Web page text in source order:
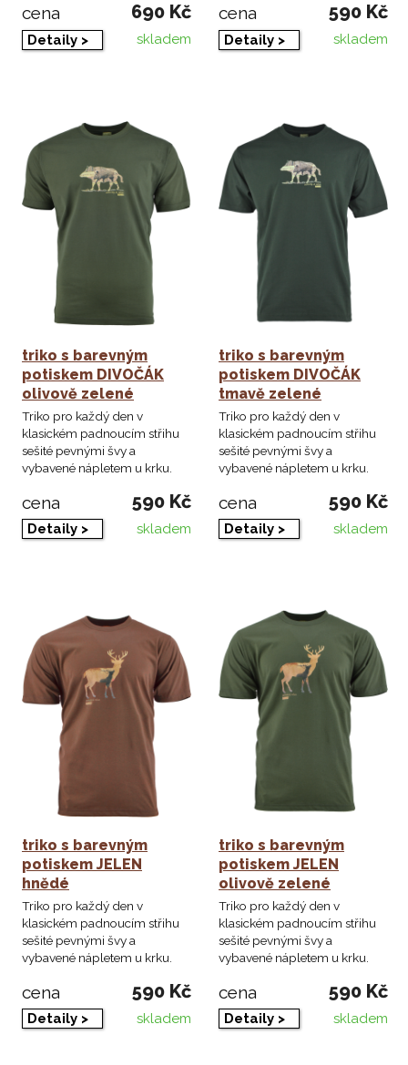
cena 690 Kč
Detaily > skladem
cena 590 Kč
Detaily > skladem
triko s barevným
potiskem DIVOČÁK
olivově zelené
Triko pro každý den v
klasickém padnoucím střihu
sešité pevnými švy a
vybavené nápletem u krku.
cena 590 Kč
Detaily > skladem
triko s barevným
potiskem DIVOČÁK
tmavě zelené
Triko pro každý den v
klasickém padnoucím střihu
sešité pevnými švy a
vybavené nápletem u krku.
cena 590 Kč
Detaily > skladem
triko s barevným
potiskem JELEN
hnědé
Triko pro každý den v
klasickém padnoucím střihu
sešité pevnými švy a
vybavené nápletem u krku.
cena 590 Kč
Detaily > skladem
triko s barevným
potiskem JELEN
olivově zelené
Triko pro každý den v
klasickém padnoucím střihu
sešité pevnými švy a
vybavené nápletem u krku.
cena 590 Kč
Detaily > skladem